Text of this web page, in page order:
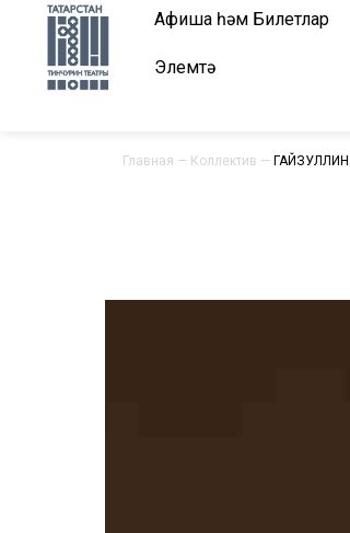
Афиша һәм Билетлар
Элемтә
Главная — Коллектив —